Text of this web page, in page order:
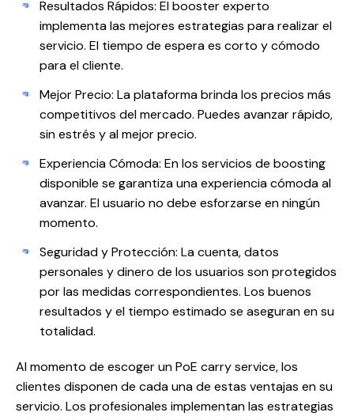
Resultados Rápidos: El booster experto
implementa las mejores estrategias para realizar el
servicio. El tiempo de espera es corto y cómodo
para el cliente.
Mejor Precio: La plataforma brinda los precios más
competitivos del mercado. Puedes avanzar rápido,
sin estrés y al mejor precio.
Experiencia Cómoda: En los servicios de boosting
disponible se garantiza una experiencia cómoda al
avanzar. El usuario no debe esforzarse en ningún
momento.
Seguridad y Protección: La cuenta, datos
personales y dinero de los usuarios son protegidos
por las medidas correspondientes. Los buenos
resultados y el tiempo estimado se aseguran en su
totalidad.
Al momento de escoger un PoE carry service, los
clientes disponen de cada una de estas ventajas en su
servicio. Los profesionales implementan las estrategias